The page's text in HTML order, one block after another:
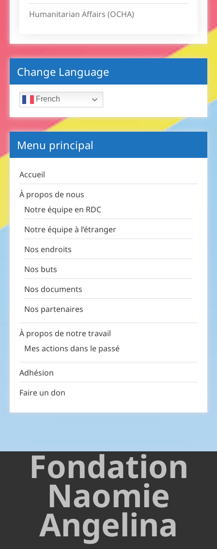
Humanitarian Affairs (OCHA)
Change Language
French
Menu principal
Accueil
À propos de nous
Notre équipe en RDC
Notre équipe à l’étranger
Nos endroits
Nos buts
Nos documents
Nos partenaires
À propos de notre travail
Mes actions dans le passé
Adhésion
Faire un don
Fondation
Naomie
Angelina